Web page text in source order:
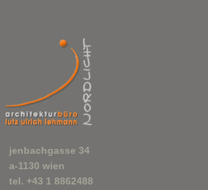
jenbachgasse 34
a-1130 wien
tel. +43 1 8862488